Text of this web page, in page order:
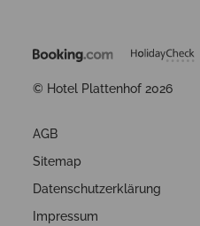
© Hotel Plattenhof 2026
AGB
Sitemap
Datenschutzerklärung
Impressum